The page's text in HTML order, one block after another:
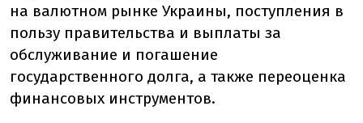
на валютном рынке Украины, поступления в
пользу правительства и выплаты за
обслуживание и погашение
государственного долга, а также переоценка
финансовых инструментов.